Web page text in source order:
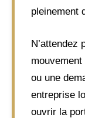
pleinement
N’attendez
ou une
entreprise
ouvrir la